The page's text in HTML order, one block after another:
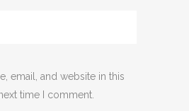
email, and website in this
time I comment.